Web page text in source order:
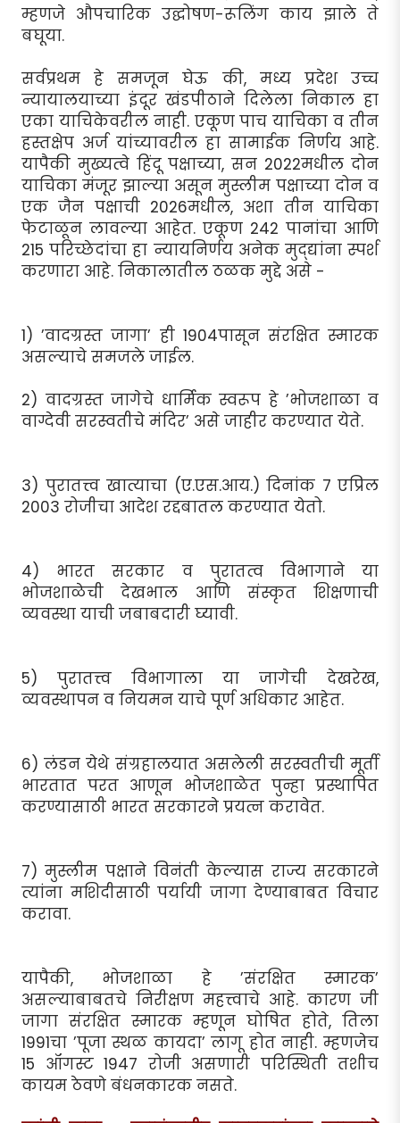
म्हणजे औपचारिक उद्घोषण-रूलिंग काय झाले ते
बघूया.
सर्वप्रथम हे समजून घेऊ की, मध्य प्रदेश उच्च
न्यायालयाच्या इंदूर खंडपीठाने दिलेला निकाल हा
एका याचिकेवरील नाही. एकूण पाच याचिका व तीन
हस्तक्षेप अर्ज यांच्यावरील हा सामाईक निर्णय आहे.
यापैकी मुख्यत्वे हिंदू पक्षाच्या, सन 2022मधील दोन
याचिका मंजूर झाल्या असून मुस्लीम पक्षाच्या दोन व
एक जैन पक्षाची 2026मधील, अशा तीन याचिका
फेटाळून लावल्या आहेत. एकूण 242 पानांचा आणि
215 परिच्छेदांचा हा न्यायनिर्णय अनेक मुद्द्यांना स्पर्श
करणारा आहे. निकालातील ठळक मुद्दे असे -
1) ’वादग्रस्त जागा’ ही 1904पासून संरक्षित स्मारक
असल्याचे समजले जाईल.
2) वादग्रस्त जागेचे धार्मिक स्वरूप हे ’भोजशाळा व
वाग्देवी सरस्वतीचे मंदिर’ असे जाहीर करण्यात येते.
3) पुरातत्त्व खात्याचा (ए.एस.आय.) दिनांक 7 एप्रिल
2003 रोजीचा आदेश रद्दबातल करण्यात येतो.
4) भारत सरकार व पुरातत्व विभागाने या
भोजशाळेची देखभाल आणि संस्कृत शिक्षणाची
व्यवस्था याची जबाबदारी घ्यावी.
5) पुरातत्त्व विभागाला या जागेची देखरेख,
व्यवस्थापन व नियमन याचे पूर्ण अधिकार आहेत.
6) लंडन येथे संग्रहालयात असलेली सरस्वतीची मूर्ती
भारतात परत आणून भोजशाळेत पुन्हा प्रस्थापित
करण्यासाठी भारत सरकारने प्रयत्न करावेत.
7) मुस्लीम पक्षाने विनंती केल्यास राज्य सरकारने
त्यांना मशिदीसाठी पर्यायी जागा देण्याबाबत विचार
करावा.
यापैकी, भोजशाळा हे ’संरक्षित स्मारक’
असल्याबाबतचे निरीक्षण महत्त्वाचे आहे. कारण जी
जागा संरक्षित स्मारक म्हणून घोषित होते, तिला
1991चा ’पूजा स्थळ कायदा’ लागू होत नाही. म्हणजेच
15 ऑगस्ट 1947 रोजी असणारी परिस्थिती तशीच
कायम ठेवणे बंधनकारक नसते.